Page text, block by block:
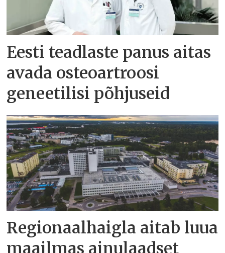
Eesti teadlaste panus aitas
avada osteoartroosi
geneetilisi põhjuseid
Regionaalhaigla aitab luua
maailmas ainulaadset